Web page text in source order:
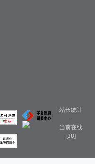
站长统计
-
当前在线
[38]